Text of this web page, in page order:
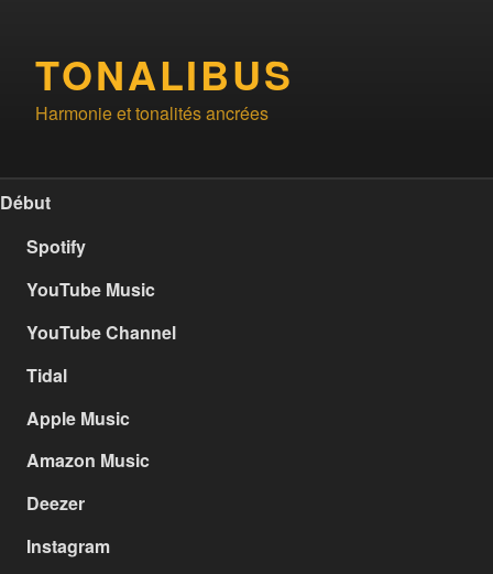
contenu
principalTONALIBUS
Harmonie et tonalités ancrées
Début
Spotify
YouTube Music
YouTube Channel
Tidal
Apple Music
Amazon Music
Deezer
Instagram